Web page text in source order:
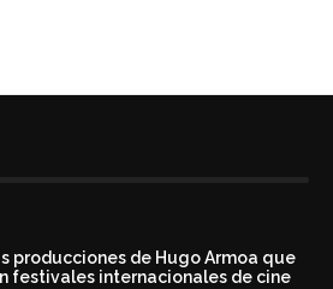
producciones de Hugo Armoa que
festivales internacionales de cine